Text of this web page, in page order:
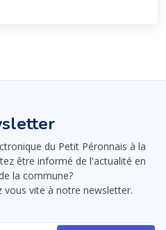
du Petit Péronnais à la
être informé de l'actualité en
la commune?
vous vite à notre newsletter.